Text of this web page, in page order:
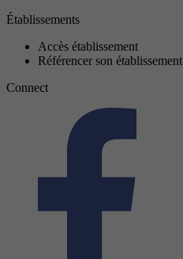
Établissements
Accès établissement
Référencer son établissement
Connect